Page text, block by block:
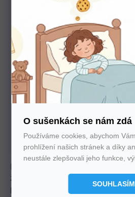
O sušenkách se nám zdá
Používáme cookies, abychom
prohlížení našich stránek a díky
neustále zlepšovali jeho funkce,
SOUHLASÍM
Potřebujete poradit s
Nechte nám na sebe číslo.
poradíme
U nás nakupujte
záruka. Záruční i pozáruční
zavíráním kombinuje přírodní dýhu
provedení Buk/Dub nabízí výběr z